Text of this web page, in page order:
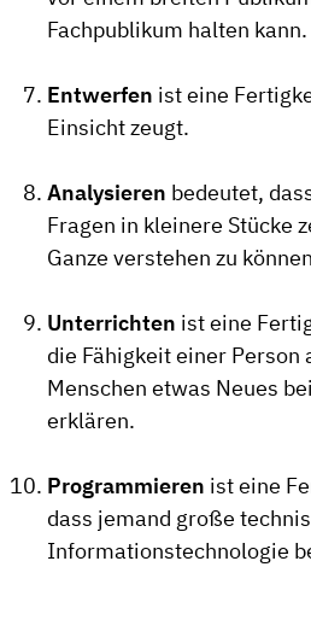
Fachpublikum halten kann.
Entwerfen ist eine
Einsicht zeugt.
Analysieren bedeutet,
Fragen in kleinere Stücke
Ganze verstehen zu
Unterrichten ist eine
die Fähigkeit einer Person
Menschen etwas Neues
erklären.
Programmieren ist eine
dass jemand große
Informationstechnologie